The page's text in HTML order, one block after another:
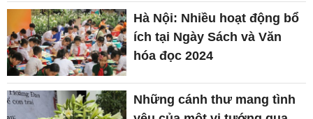
Hà Nội: Nhiều hoạt động bổ
ích tại Ngày Sách và Văn
hóa đọc 2024
Những cánh thư mang tình